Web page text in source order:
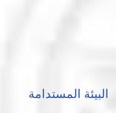
البيئة المستدامة